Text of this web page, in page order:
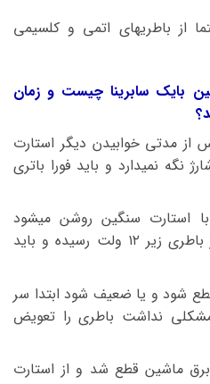
از باطریهای اتمی و کلسیمی
بایک سابرینا چیست و زمان
از مدتی خوابیدن دیگر استارت
نگه نمیدارد و باید فورا باتری
با استارت سنگین روشن میشود
باطری ضعیف شده و ولتاژ باطری زیر ۱۲ ولت رسیده و باید
شود و یا ضعیف شود ابتدا سر
مشکلی نداشت باطری را تعویض
ماشین قطع شد و از استارت